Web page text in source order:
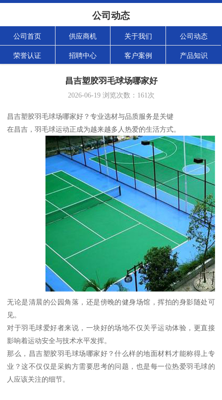
公司动态
公司首页 供应商机 关于我们 公司动态
荣誉认证 招聘中心 客户案例 产品知识
昌吉塑胶羽毛球场哪家好
2026-06-19浏览次数： 161次
昌吉塑胶羽毛球场哪家好？专业选材与品质服务是关键
在昌吉，羽毛球运动正成为越来越多人热爱的生活方式。
无论是清晨的公园角落，还是傍晚的健身场馆，挥拍的身影随处可
见。
对于羽毛球爱好者来说，一块好的场地不仅关乎运动体验，更直接
影响着运动安全与技术水平发挥。
那么，昌吉塑胶羽毛球场哪家好？什么样的地面材料才能称得上专
业？这不仅仅是采购方需要思考的问题，也是每一位热爱羽毛球的
人应该关注的细节。